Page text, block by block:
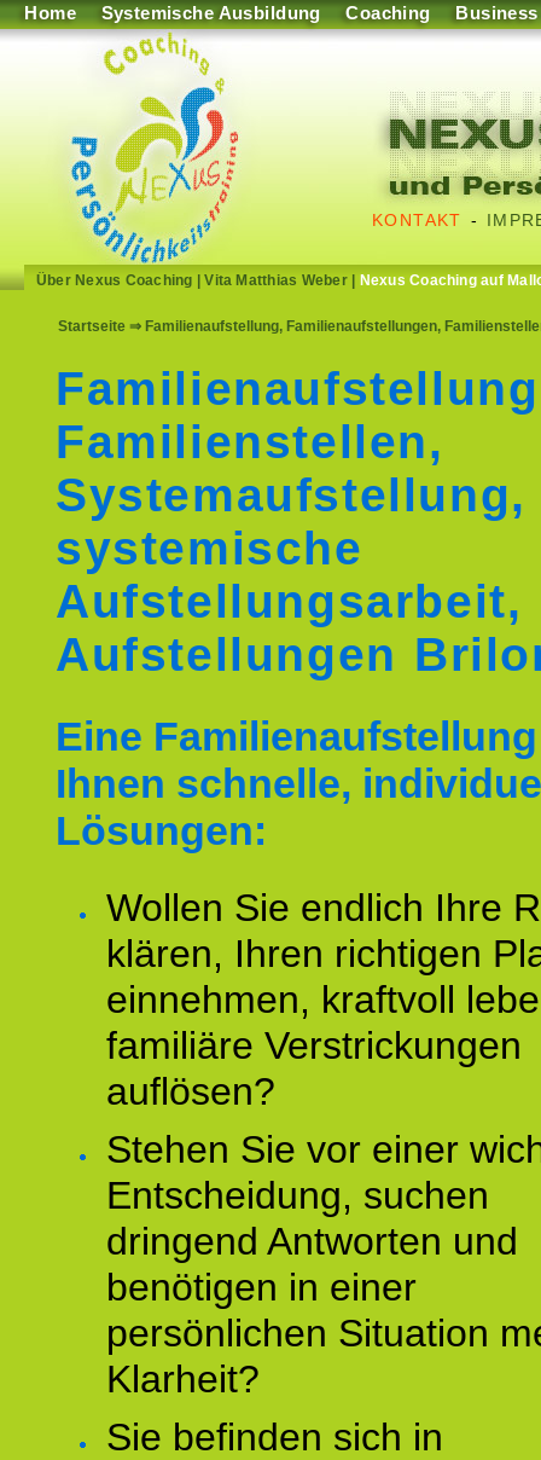
Home Systemische Ausbildung Coaching Business
KONTAKT -
Über Nexus Coaching |Vita Matthias Weber| Nexus Coaching auf
Startseite ⇒ Familienaufstellung, Familienaufstellungen,
Familienstellen,
Systemaufstellung,
systemische
Aufstellungsarbeit,
Aufstellungen
Eine
Ihnen schnelle,
Lösungen:
Wollen Sie endlich Ihre
klären, Ihren richtigen
einnehmen, kraftvoll
familiäre Verstrickungen
auflösen?
Stehen Sie vor einer
Entscheidung, suchen
dringend Antworten und
benötigen in einer
persönlichen Situation
Klarheit?
Sie befinden sich in